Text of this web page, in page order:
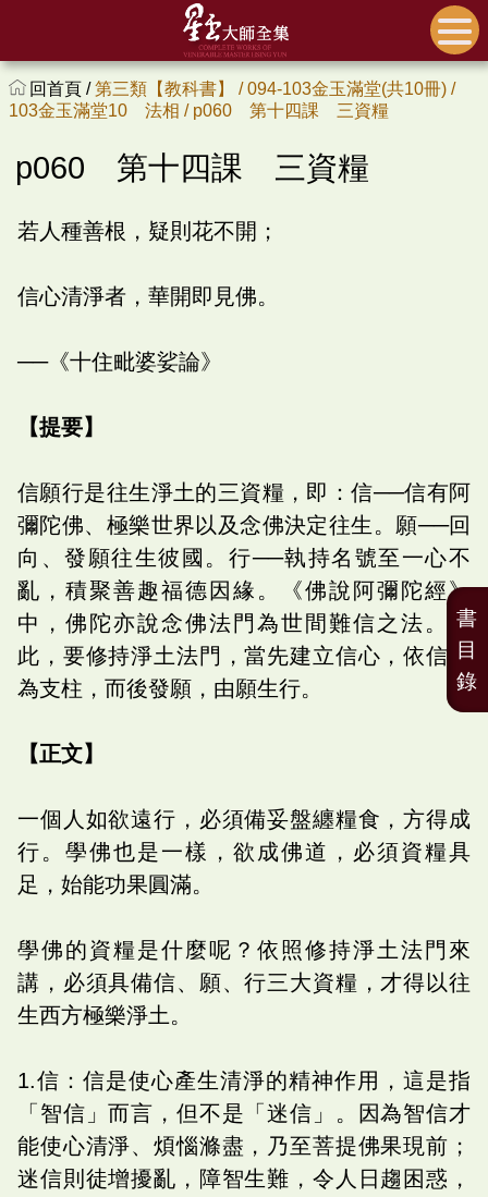
回首頁 /第三類【教科書】 /094-103金玉滿堂(共10冊) /
103金玉滿堂10 法相 / p060 第十四課 三資糧
p060 第十四課 三資糧
若人種善根，疑則花不開；
信心清淨者，華開即見佛。
──《十住毗婆娑論》
【提要】
信願行是往生淨土的三資糧，即：信──信有阿
彌陀佛、極樂世界以及念佛決定往生。願──回
向、發願往生彼國。行──執持名號至一心不
亂，積聚善趣福德因緣。《佛說阿彌陀經》
中，佛陀亦說念佛法門為世間難信之法。因
此，要修持淨土法門，當先建立信心，依信心
為支柱，而後發願，由願生行。
【正文】
一個人如欲遠行，必須備妥盤纏糧食，方得成
行。學佛也是一樣，欲成佛道，必須資糧具
足，始能功果圓滿。
學佛的資糧是什麼呢？依照修持淨土法門來
講，必須具備信、願、行三大資糧，才得以往
生西方極樂淨土。
1.信：信是使心產生清淨的精神作用，這是指
「智信」而言，但不是「迷信」。因為智信才
能使心清淨、煩惱滌盡，乃至菩提佛果現前；
迷信則徒增擾亂，障智生難，令人日趨困惑，
書
目
錄